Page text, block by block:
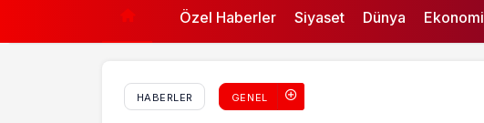
Özel Haberler Siyaset Dünya Ekonomi
HABERLER GENEL